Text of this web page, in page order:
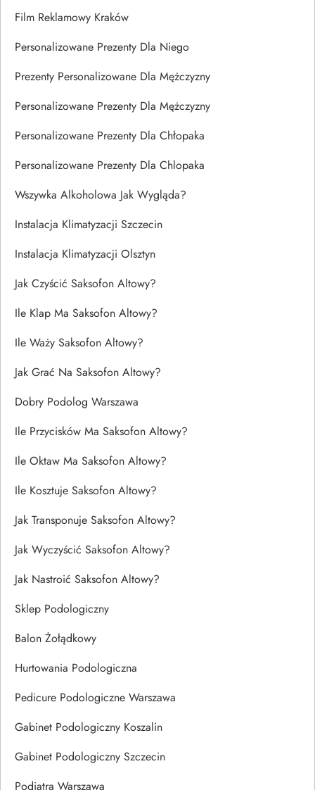
Film Reklamowy Kraków
Personalizowane Prezenty Dla Niego
Prezenty Personalizowane Dla Mężczyzny
Personalizowane Prezenty Dla Mężczyzny
Personalizowane Prezenty Dla Chłopaka
Personalizowane Prezenty Dla Chlopaka
Wszywka Alkoholowa Jak Wygląda?
Instalacja Klimatyzacji Szczecin
Instalacja Klimatyzacji Olsztyn
Jak Czyścić Saksofon Altowy?
Ile Klap Ma Saksofon Altowy?
Ile Waży Saksofon Altowy?
Jak Grać Na Saksofon Altowy?
Dobry Podolog Warszawa
Ile Przycisków Ma Saksofon Altowy?
Ile Oktaw Ma Saksofon Altowy?
Ile Kosztuje Saksofon Altowy?
Jak Transponuje Saksofon Altowy?
Jak Wyczyścić Saksofon Altowy?
Jak Nastroić Saksofon Altowy?
Sklep Podologiczny
Balon Żołądkowy
Hurtowania Podologiczna
Pedicure Podologiczne Warszawa
Gabinet Podologiczny Koszalin
Gabinet Podologiczny Szczecin
Podiatra Warszawa